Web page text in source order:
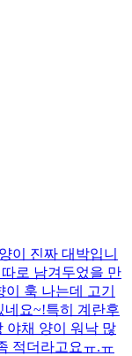
이 진짜 대박입니
로 남겨두었을 만
훅 나는데 고기
네요~!특히 계란후
야채 양이 워낙 많
적더라고요ㅠ.ㅠ